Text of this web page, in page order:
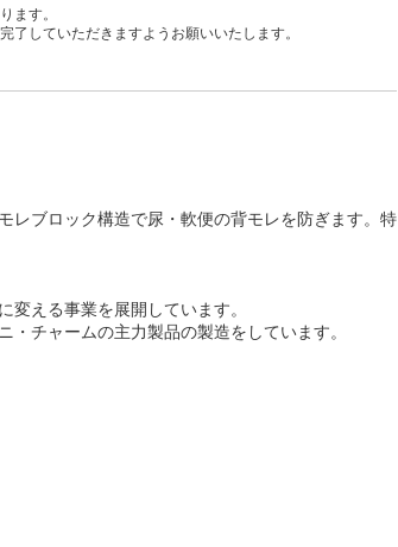
ます。
していただきますようお願いいたします。
レブロック構造で尿・軟便の背モレを防ぎます。特
える事業を展開しています。
チャームの主力製品の製造をしています。